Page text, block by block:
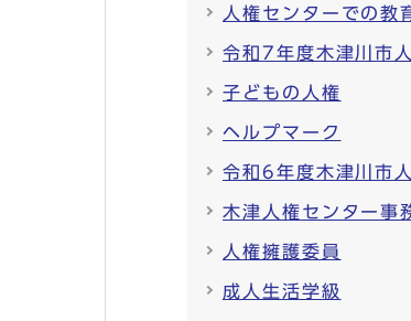
人権センターでの教
令和7年度木津川市
子どもの人権
ヘルプマーク
令和6年度木津川市
木津人権センター事
人権擁護委員
成人生活学級